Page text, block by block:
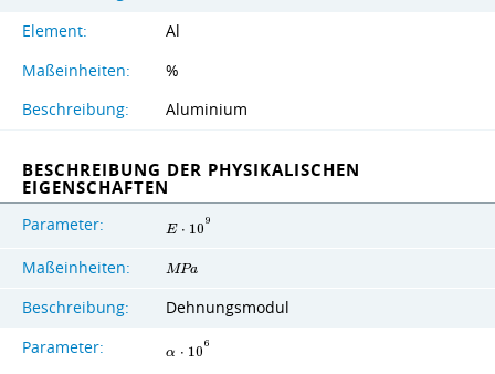
Element:
Al
Maßeinheiten:
%
Beschreibung:
Aluminium
BESCHREIBUNG DER PHYSIKALISCHEN
EIGENSCHAFTEN
Parameter: E ⋅ 10
9
Maßeinheiten: MPa
Beschreibung: Dehnungsmodul
Parameter: α ⋅ 10
6